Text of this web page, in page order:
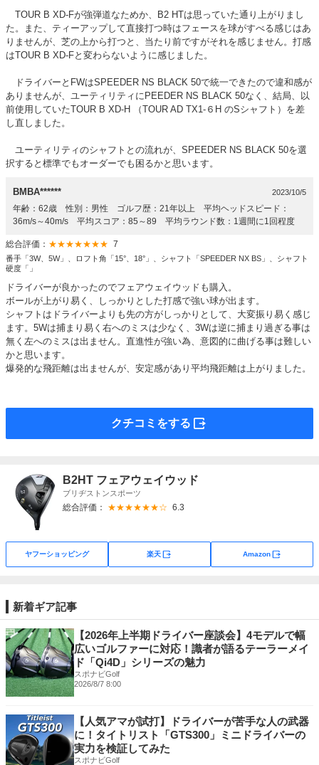
TOUR B XD-Fが強弾道なためか、B2 HTは思っていた通り上がりまし
た。また、ティーアップして直接打つ時はフェースを球がすべる感じはあ
りませんが、芝の上から打つと、当たり前ですがそれを感じません。打感
はTOUR B XD-Fと変わらないように感じました。
ドライバーとFWはSPEEDER NS BLACK 50で統一できたので違和感が
ありませんが、ユーティリティにPEEDER NS BLACK 50なく、結局、以
前使用していたTOUR B XD-H （TOUR AD TX1-６H のSシャフト）を差
し直しました。
ユーティリティのシャフトとの流れが、SPEEDER NS BLACK 50を選
択すると標準でもオーダーでも困るかと思います。
BMBA****** 2023/10/5
年齢：62歳 性別：男性 ゴルフ歴：21年以上 平均ヘッドスピード：
36m/s～40m/s 平均スコア：85～89 平均ラウンド数：1週間に1回程度
総合評価： ★★★★★★★ 7
番手「3W、5W」、ロフト角「15°、18°」、シャフト「SPEEDER NX BS」、シャフト
硬度「」
ドライバーが良かったのでフェアウェイウッドも購入。
ボールが上がり易く、しっかりとした打感で強い球が出ます。
シャフトはドライバーよりも先の方がしっかりとして、大変振り易く感じ
ます。5Wは捕まり易く右へのミスは少なく、3Wは逆に捕まり過ぎる事は
無く左へのミスは出ません。直進性が強い為、意図的に曲げる事は難しい
かと思います。
爆発的な飛距離は出ませんが、安定感があり平均飛距離は上がりました。
クチコミをする
B2HT フェアウェイウッド
ブリヂストンスポーツ
総合評価： ★★★★★★☆ 6.3
ヤフーショッピング 楽天 Amazon
新着ギア記事
【2026年上半期ドライバー座談会】4モデルで幅
広いゴルファーに対応！識者が語るテーラーメイ
ド「Qi4D」シリーズの魅力
スポナビGolf
2026/8/7 8:00
【人気アマが試打】ドライバーが苦手な人の武器
に！タイトリスト「GTS300」ミニドライバーの
実力を検証してみた
スポナビGolf